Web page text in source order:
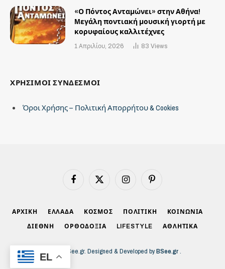
«Ο Πόντος Ανταμώνει» στην Αθήνα!
Mεγάλη ποντιακή μουσική γιορτή με
κορυφαίους καλλιτέχνες
1 Απριλίου, 2026 83 Views
ΧΡΗΣΙΜΟΙ ΣΥΝΔΕΣΜΟΙ
Όροι Χρήσης – Πολιτική Απορρήτου & Cookies
Facebook X
Instagram Pinterest
ΑΡΧΙΚΗ ΕΛΛΑΔΑ ΚΟΣΜΟΣ ΠΟΛΙΤΙΚΗ ΚΟΙΝΩΝΙΑ
ΔΙΕΘΝΗ ΟΡΘΟΔΟΞΙΑ LIFESTYLE ΑΘΛΗΤΙΚΑ
© 2026 BSee.gr. Designed & Developed byBSee.gr.
EL